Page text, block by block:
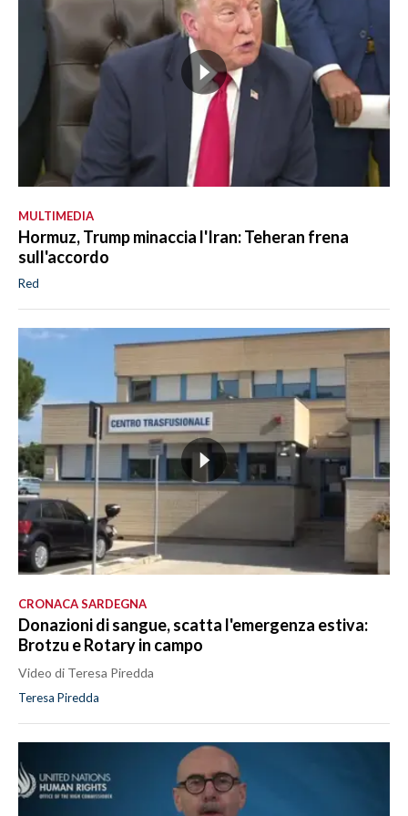
MULTIMEDIA
Hormuz, Trump minaccia l'Iran: Teheran frena
sull'accordo
Red
CRONACA SARDEGNA
Donazioni di sangue, scatta l'emergenza estiva:
Brotzu e Rotary in campo
Video di Teresa Piredda
Teresa Piredda